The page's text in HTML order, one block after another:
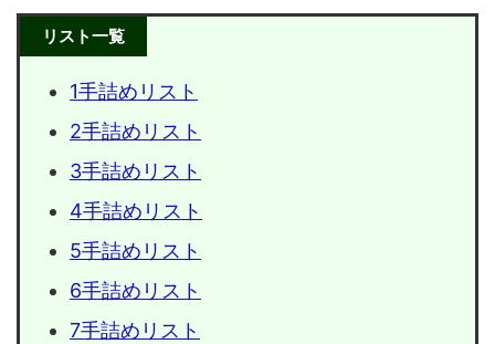
リスト一覧
1手詰めリスト
2手詰めリスト
3手詰めリスト
4手詰めリスト
5手詰めリスト
6手詰めリスト
7手詰めリスト